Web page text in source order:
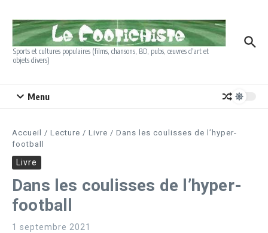
Sports et cultures populaires (films, chansons, BD, pubs, œuvres d'art et
objets divers)
Menu
Accueil / Lecture / Livre / Dans les coulisses de l’hyper-
football
Livre
Dans les coulisses de l’hyper-
football
1 septembre 2021